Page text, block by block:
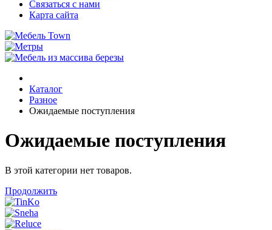
Связаться с нами
Карта сайта
Каталог
Разное
Ожидаемые поступления
Ожидаемые поступления
В этой категории нет товаров.
Продолжить